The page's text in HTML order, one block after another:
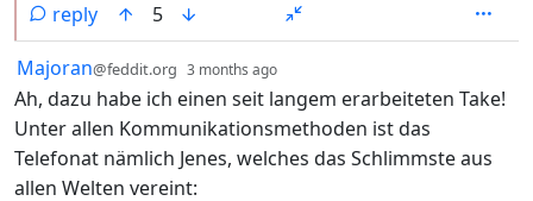
reply
5
by
Majoran@feddit.org 3 months ago
Ah, dazu habe ich einen seit langem erarbeiteten Take!
Unter allen Kommunikationsmethoden ist das
Telefonat nämlich Jenes, welches das Schlimmste aus
allen Welten vereint: